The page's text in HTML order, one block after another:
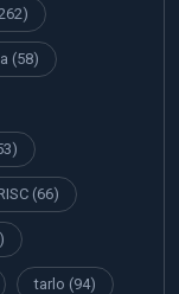
(58)
(66)
tarlo (94)